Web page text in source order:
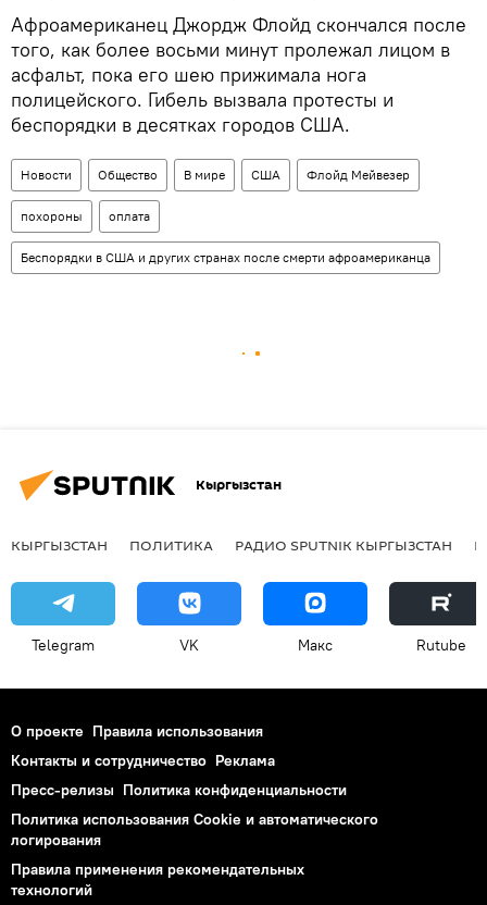
Афроамериканец Джордж Флойд скончался после
того, как более восьми минут пролежал лицом в
асфальт, пока его шею прижимала нога
полицейского. Гибель вызвала протесты и
беспорядки в десятках городов США.
Новости Общество В мире США Флойд Мейвезер
похороны оплата
Беспорядки в США и других странах после смерти афроамериканца
Кыргызстан
КЫРГЫЗСТАН ПОЛИТИКА РАДИО SPUTNIK КЫРГЫЗСТАН
Telegram VK Макс Rutube
О проекте Правила использования
Контакты и сотрудничество Реклама
Пресс-релизы Политика конфиденциальности
Политика использования Cookie и автоматического
логирования
Правила применения рекомендательных
технологий